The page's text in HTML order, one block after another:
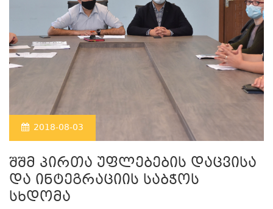
2018-08-03
შშმ პირთა უფლებების დაცვისა
და ინტეგრაციის საბჭოს
სხდომა